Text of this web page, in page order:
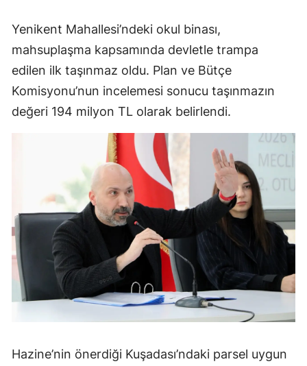
Yenikent Mahallesi’ndeki okul binası,
mahsuplaşma kapsamında devletle trampa
edilen ilk taşınmaz oldu. Plan ve Bütçe
Komisyonu’nun incelemesi sonucu taşınmazın
değeri 194 milyon TL olarak belirlendi.
Hazine’nin önerdiği Kuşadası’ndaki parsel uygun